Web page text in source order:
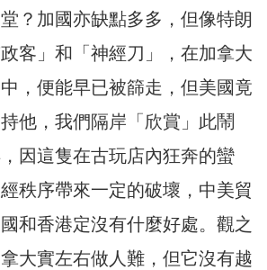
？加國亦缺點多多，但像特朗
客」和「神經刀」，在加拿大
，便能早已被篩走，但美國竟
他，我們隔岸「欣賞」此鬧
因這隻在古玩店內狂奔的蠻
秩序帶來一定的破壞，中美貿
和香港定沒有什麼好處。觀之
大實左右做人難，但它沒有越